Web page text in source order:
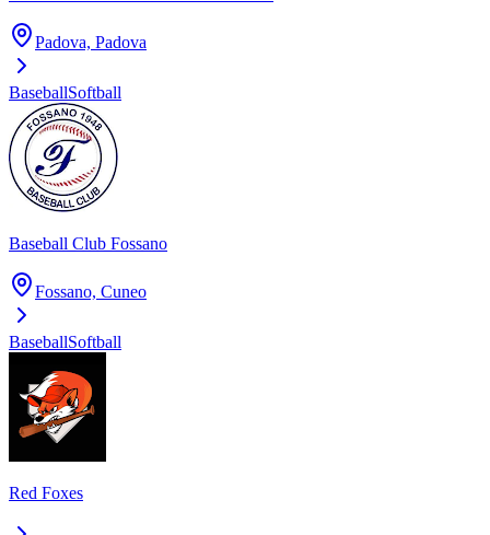
Padova, Padova
BaseballSoftball
Baseball Club Fossano
Fossano, Cuneo
BaseballSoftball
Red Foxes